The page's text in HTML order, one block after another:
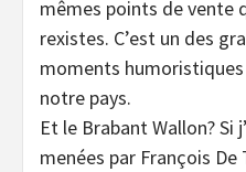
mêmes points de vente
rexistes. C’est un des
moments
notre pays.
Et le Brabant Wallon? Si
menées par François